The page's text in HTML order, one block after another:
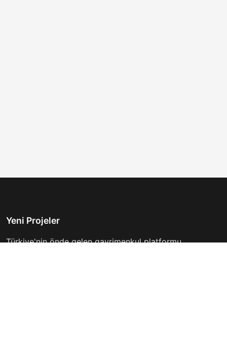
Yeni Projeler
Türkiye'nin önde gelen gayrimenkul platformu.